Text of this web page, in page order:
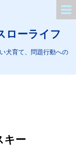
ローライフ
犬育て、問題行動への
キー